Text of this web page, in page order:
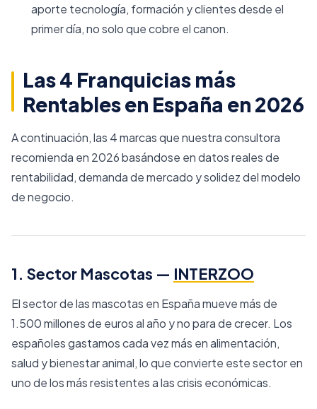
aporte tecnología, formación y clientes desde el
primer día, no solo que cobre el canon.
Las 4 Franquicias más
Rentables en España en 2026
A continuación, las 4 marcas que nuestra consultora
recomienda en 2026 basándose en datos reales de
rentabilidad, demanda de mercado y solidez del modelo
de negocio.
1. Sector Mascotas — INTERZOO
El sector de las mascotas en España mueve más de
1.500 millones de euros al año y no para de crecer. Los
españoles gastamos cada vez más en alimentación,
salud y bienestar animal, lo que convierte este sector en
uno de los más resistentes a las crisis económicas.